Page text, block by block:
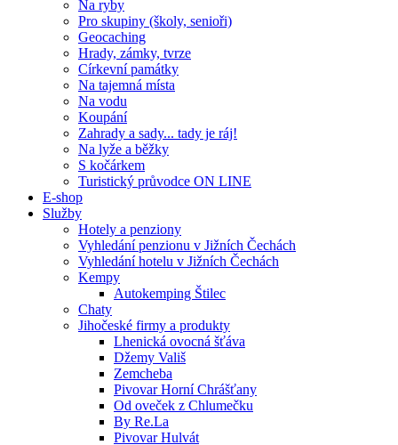
Na ryby
Pro skupiny (školy, senioři)
Geocaching
Hrady, zámky, tvrze
Církevní památky
Na tajemná místa
Na vodu
Koupání
Zahrady a sady... tady je ráj!
Na lyže a běžky
S kočárkem
Turistický průvodce ON LINE
E-shop
Služby
Hotely a penziony
Vyhledání penzionu v Jižních Čechách
Vyhledání hotelu v Jižních Čechách
Kempy
Autokemping Štilec
Chaty
Jihočeské firmy a produkty
Lhenická ovocná šťáva
Džemy Vališ
Zemcheba
Pivovar Horní Chrášťany
Od oveček z Chlumečku
By Re.La
Pivovar Hulvát